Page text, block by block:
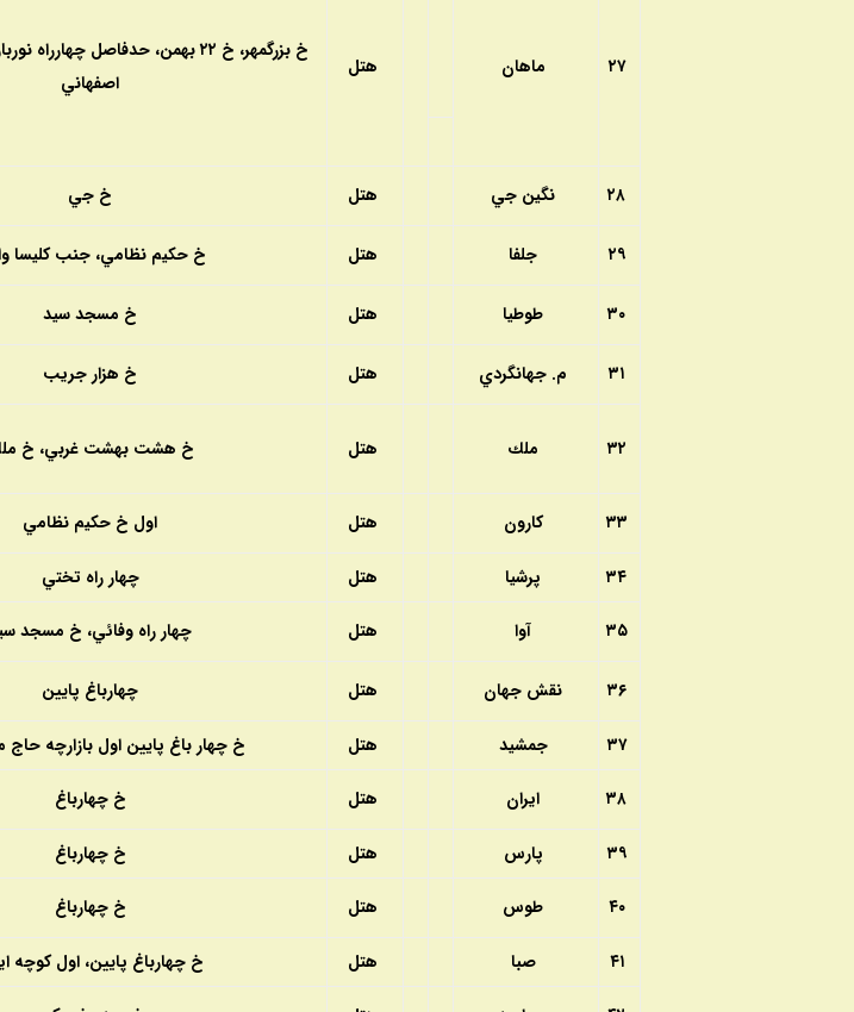
۲۷ ماهان هتل
خ بزرگمهر، خ ۲۲ بهمن، حدفاصل
اصفهاني
۲۸ نگين جي هتل خ جي
۲۹ جلفا هتل خ حكيم نظامي، جنب كليسا
۳۰ طوطيا هتل خ مسجد سيد
۳۱ م. جهانگردي هتل خ هزار جريب
۳۲ ملك هتل خ هشت بهشت غربي، خ
۳۳ كارون هتل اول خ حكيم نظامي
۳۴ پرشيا هتل چهار راه تختي
۳۵ آوا هتل چهار راه وفائي، خ مسجد
۳۶ نقش جهان هتل چهارباغ پايين
۳۷ جمشيد هتل خ چهار باغ پايين اول بازارچه
۳۸ ايران هتل خ چهارباغ
۳۹ پارس هتل خ چهارباغ
۴۰ طوس هتل خ چهارباغ
۴۱ صبا هتل خ چهارباغ پايين، اول كوچه